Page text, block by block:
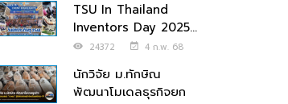
TSU In Thailand
Inventors Day 2025...
24372 4 ก.พ. 68
นักวิจัย ม.ทักษิณ
พัฒนาโมเดลธุรกิจยก